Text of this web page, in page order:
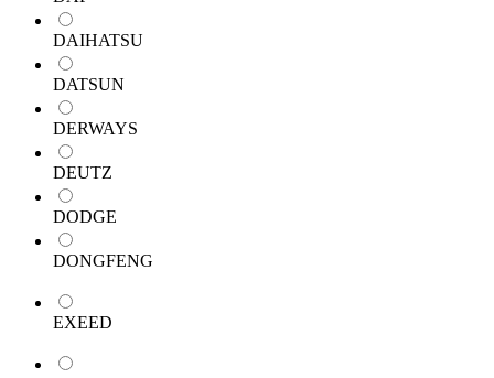
DAIHATSU
DATSUN
DERWAYS
DEUTZ
DODGE
DONGFENG
EXEED